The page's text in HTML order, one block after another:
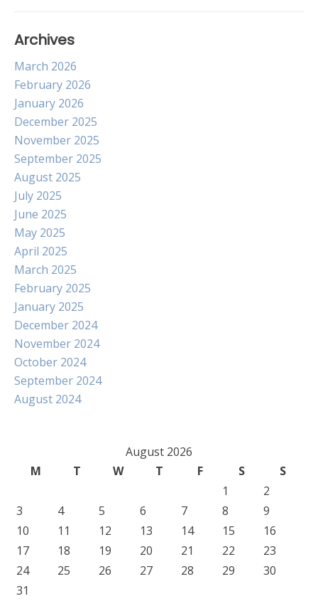
Archives
March 2026
February 2026
January 2026
December 2025
November 2025
September 2025
August 2025
July 2025
June 2025
May 2025
April 2025
March 2025
February 2025
January 2025
December 2024
November 2024
October 2024
September 2024
August 2024
August 2026
M
T W T F S
S
1
2
3
4 5 6 7 8
9
10
11 12 13 14 15
16
17
18 19 20 21 22
23
24
25 26 27 28 29
30
31